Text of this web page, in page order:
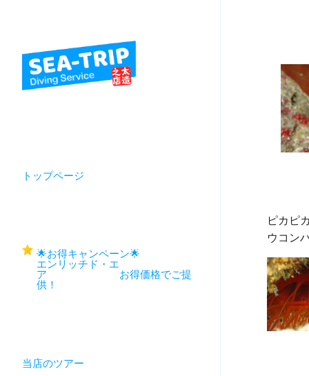
トップページ
🌟お得キャンペーン🌟
エンリッチド・エ
ア お得価格でご提
供！
当店のツアー
ピカピ